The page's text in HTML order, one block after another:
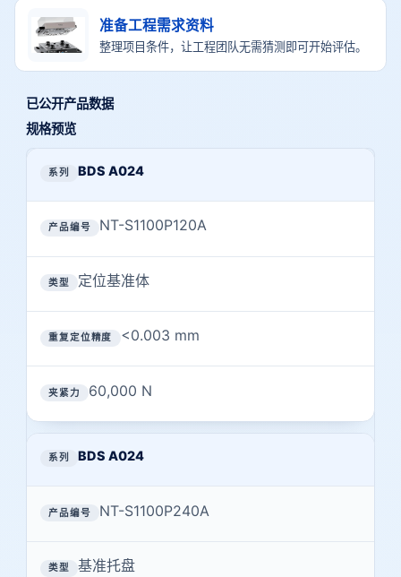
准备工程需求资料
整理项目条件，让工程团队无需猜测即可开始评估。
已公开产品数据
规格预览
本页已公开技术规格预览
类型
BDS A024
NT-S1100P120A
定位基准体
<0.003 mm
60,000 N
BDS A024
NT-S1100P240A
基准托盘